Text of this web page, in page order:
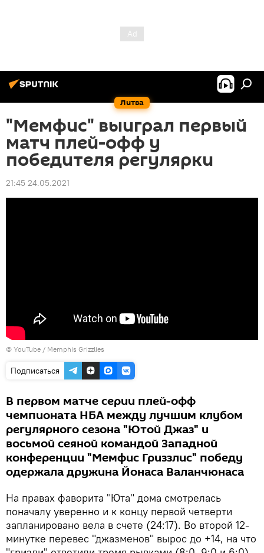
Литва
"Мемфис" выиграл первый
матч плей-офф у
победителя регулярки
21:45 24.05.2021
© YouTube / Memphis Grizzlies
Подписаться
В первом матче серии плей-офф
чемпионата НБА между лучшим клубом
регулярного сезона "Ютой Джаз" и
восьмой сеяной командой Западной
конференции "Мемфис Гриззлис" победу
одержала дружина Йонаса Валанчюнаса
На правах фаворита "Юта" дома смотрелась
поначалу уверенно и к концу первой четверти
запланировано вела в счете (24:17). Во второй 12-
минутке перевес "джазменов" вырос до +14, на что